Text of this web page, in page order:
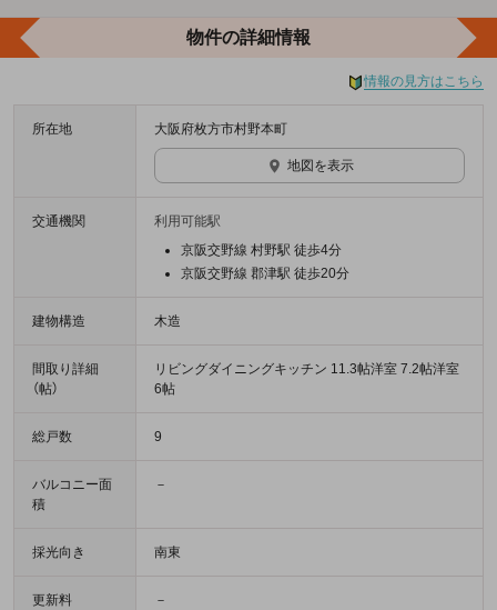
物件の詳細情報
情報の見方はこちら
所在地 大阪府枚方市村野本町
地図を表示
交通機関
利用可能駅
京阪交野線 村野駅 徒歩4分
京阪交野線 郡津駅 徒歩20分
建物構造 木造
間取り詳細
（帖）
リビングダイニングキッチン 11.3帖洋室 7.2帖洋室
6帖
総戸数 9
バルコニー面
積
－
採光向き 南東
更新料 －